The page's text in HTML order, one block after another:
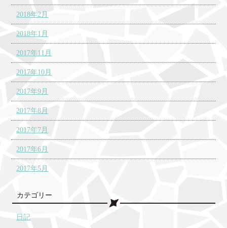
2018年2月
2018年1月
2017年11月
2017年10月
2017年9月
2017年8月
2017年7月
2017年6月
2017年5月
カテゴリー
日記